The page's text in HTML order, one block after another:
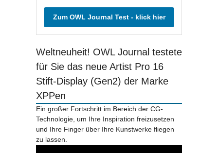
Zum OWL Journal Test - klick hier
Weltneuheit! OWL Journal testete
für Sie das neue Artist Pro 16
Stift-Display (Gen2) der Marke
XPPen
Ein großer Fortschritt im Bereich der CG-
Technologie, um Ihre Inspiration freizusetzen
und Ihre Finger über Ihre Kunstwerke fliegen
zu lassen.